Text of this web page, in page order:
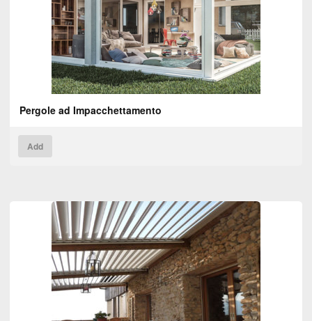
Pergole ad Impacchettamento
Add